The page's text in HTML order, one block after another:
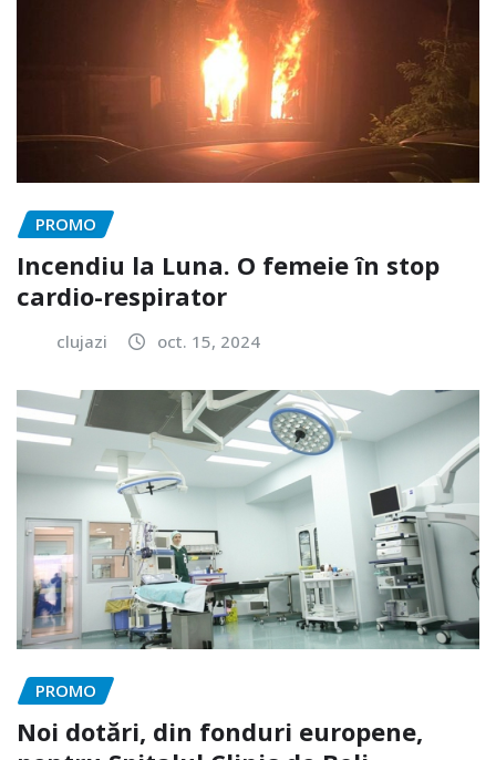
PROMO
Incendiu la Luna. O femeie în stop
cardio-respirator
clujazi oct. 15, 2024
PROMO
Noi dotări, din fonduri europene,